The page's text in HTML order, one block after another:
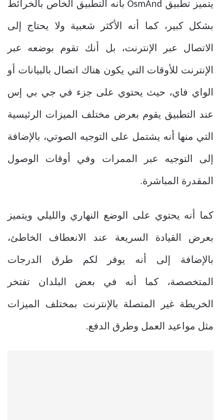
يتميز تطبيق OsmAnd بأنه التطبيق الخاص بالخرائط
بشكل كبير، كما أنه الأكثر شعبية ولا يحتاج إلى
الاتصال عبر الإنترنت، بل أنك تقوم بوضعه عبر
الإنترنت للأوقات التي يكون هناك اتصال بالبيانات أو
الواي فاي، حيث يحتوي على جزء في جي بي إس
عند التطبيق يقوم بعرض مختلف الميزات الرئيسية
التي منها أنه يشتمل على التوجيه الصوتي، بالإضافة
إلى التوجيه عبر الممرات وفي أوقات الوصول
المقدرة المباشرة.
كما أنه يحتوي على الوضع النهاري والليلي ويتميز
بعرض القيادة السريعة عند الانعطاف الخاطئ،
بالإضافة إلى أنه يوفر لكم طرق الدرجات
المتخصصة، كما أنه في بعض البلدان تفتخر
الخريطة غير المتصلة بالإنترنت بمختلف الميزات
مثل مواعيد العمل وطرق الدفع.